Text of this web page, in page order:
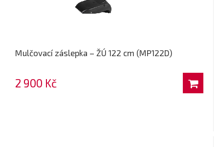
Mulčovací záslepka – ŽÚ 122 cm (MP122D)
2 900 Kč